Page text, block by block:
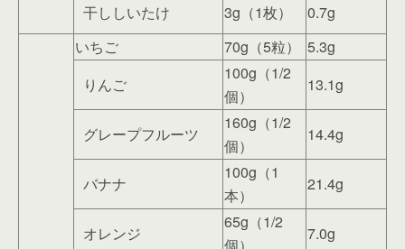
干ししいたけ 3g（1枚） 0.7g
いちご 70g（5粒）
5.3g
りんご
100g（1/2
個）
13.1g
グレープフルーツ
160g（1/2
個）
14.4g
バナナ
100g（1
本）
21.4g
オレンジ
65g（1/2
7.0g